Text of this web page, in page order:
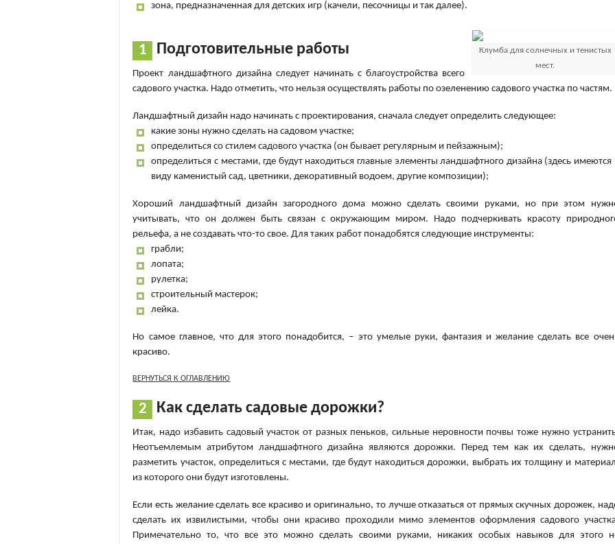
зона, предназначенная для детских игр (качели, песочницы и так далее).
Подготовительные работы
Клумба для солнечных и тенистых
мест.
Проект ландшафтного дизайна следует начинать с благоустройства всего
садового участка. Надо отметить, что нельзя осуществлять работы по озеленению садового участка по частям.
Ландшафтный дизайн надо начинать с проектирования, сначала следует определить следующее:
какие зоны нужно сделать на садовом участке;
определиться со стилем садового участка (он бывает регулярным и пейзажным);
определиться с местами, где будут находиться главные элементы ландшафтного дизайна (здесь имеются
виду каменистый сад, цветники, декоративный водоем, другие композиции);
Хороший ландшафтный дизайн загородного дома можно сделать своими руками, но при этом
учитывать, что он должен быть связан с окружающим миром. Надо подчеркивать красоту
рельефа, а не создавать что-то свое. Для таких работ понадобятся следующие инструменты:
грабли;
лопата;
рулетка;
строительный мастерок;
лейка.
Но самое главное, что для этого понадобится, – это умелые руки, фантазия и желание сделать все
красиво.
ВЕРНУТЬСЯ К ОГЛАВЛЕНИЮ
Как сделать садовые дорожки?
Итак, надо избавить садовый участок от разных пеньков, сильные неровности почвы тоже нужно
Неотъемлемым атрибутом ландшафтного дизайна являются дорожки. Перед тем как их сделать,
разметить участок, определиться с местами, где будут находиться дорожки, выбрать их толщину и
из которого они будут изготовлены.
Если есть желание сделать все красиво и оригинально, то лучше отказаться от прямых скучных дорожек,
сделать их извилистыми, чтобы они красиво проходили мимо элементов оформления садового
Примечательно то, что все это можно сделать своими руками, никаких особых навыков для этого